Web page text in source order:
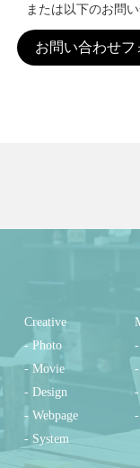
または以下のお問
お問い合わせフ
Creative
- Photo
- Movie
- Design
- Webpage
- System